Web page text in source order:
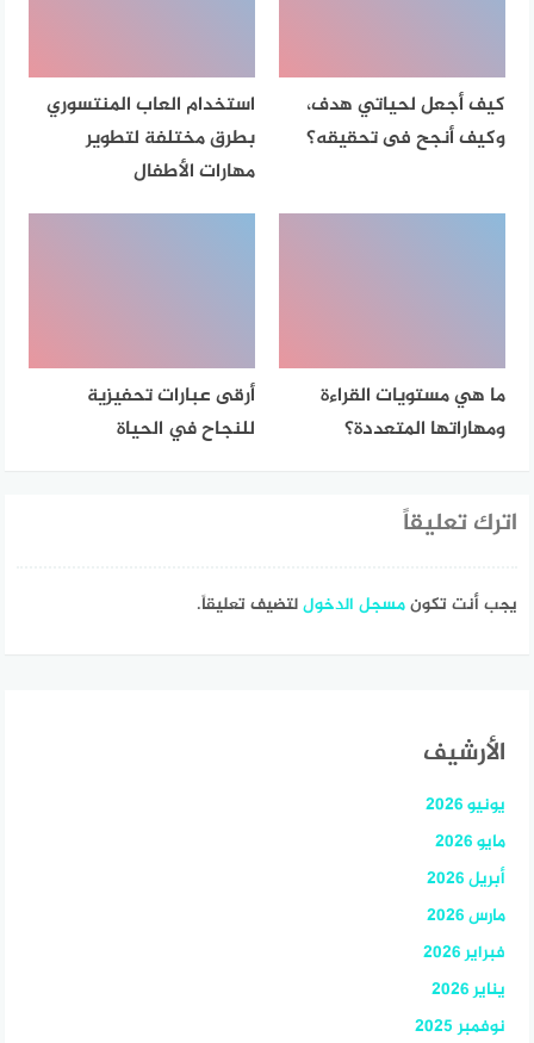
كيف أجعل لحياتي هدف،
وكيف أنجح فى تحقيقه؟
استخدام العاب المنتسوري
بطرق مختلفة لتطوير
مهارات الأطفال
ما هي مستويات القراءة
ومهاراتها المتعددة؟
أرقى عبارات تحفيزية
للنجاح في الحياة
اترك تعليقاً
يجب أنت تكونمسجل الدخوللتضيف تعليقاً.
الأرشيف
يونيو 2026
مايو 2026
أبريل 2026
مارس 2026
فبراير 2026
يناير 2026
نوفمبر 2025